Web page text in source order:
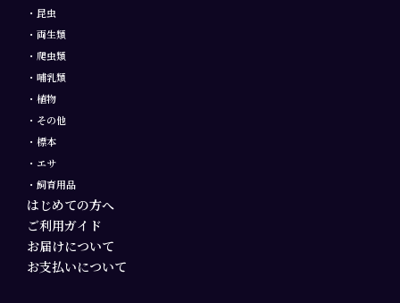
・昆虫
・両生類
・爬虫類
・哺乳類
・植物
・その他
・標本
・エサ
・飼育用品
はじめての方へ
ご利用ガイド
お届けについて
お支払いについて